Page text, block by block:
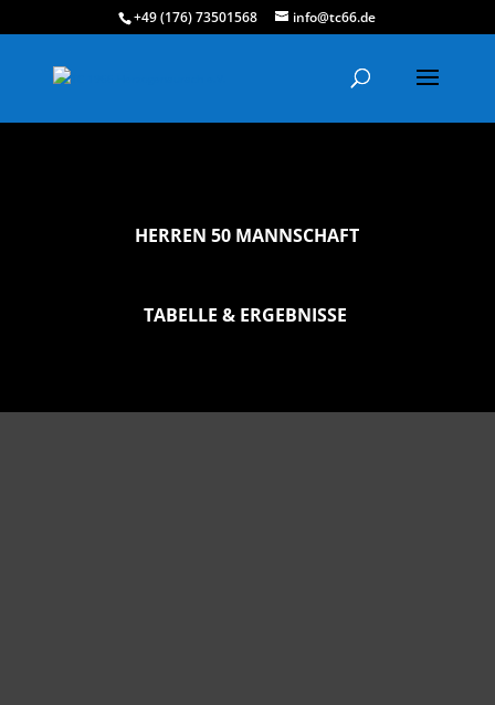
+49 (176) 73501568 info@tc66.de
HERREN 50 MANNSCHAFT
TABELLE & ERGEBNISSE